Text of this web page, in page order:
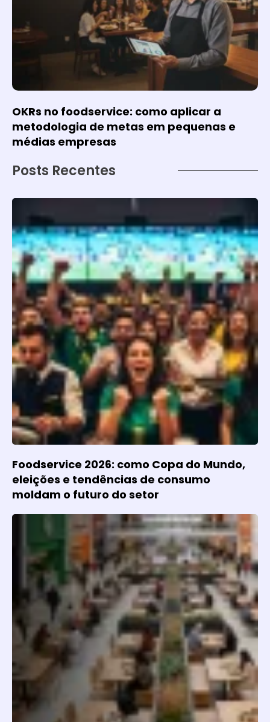
OKRs no foodservice: como aplicar a
metodologia de metas em pequenas e
médias empresas
Posts Recentes
Foodservice 2026: como Copa do Mundo,
eleições e tendências de consumo
moldam o futuro do setor